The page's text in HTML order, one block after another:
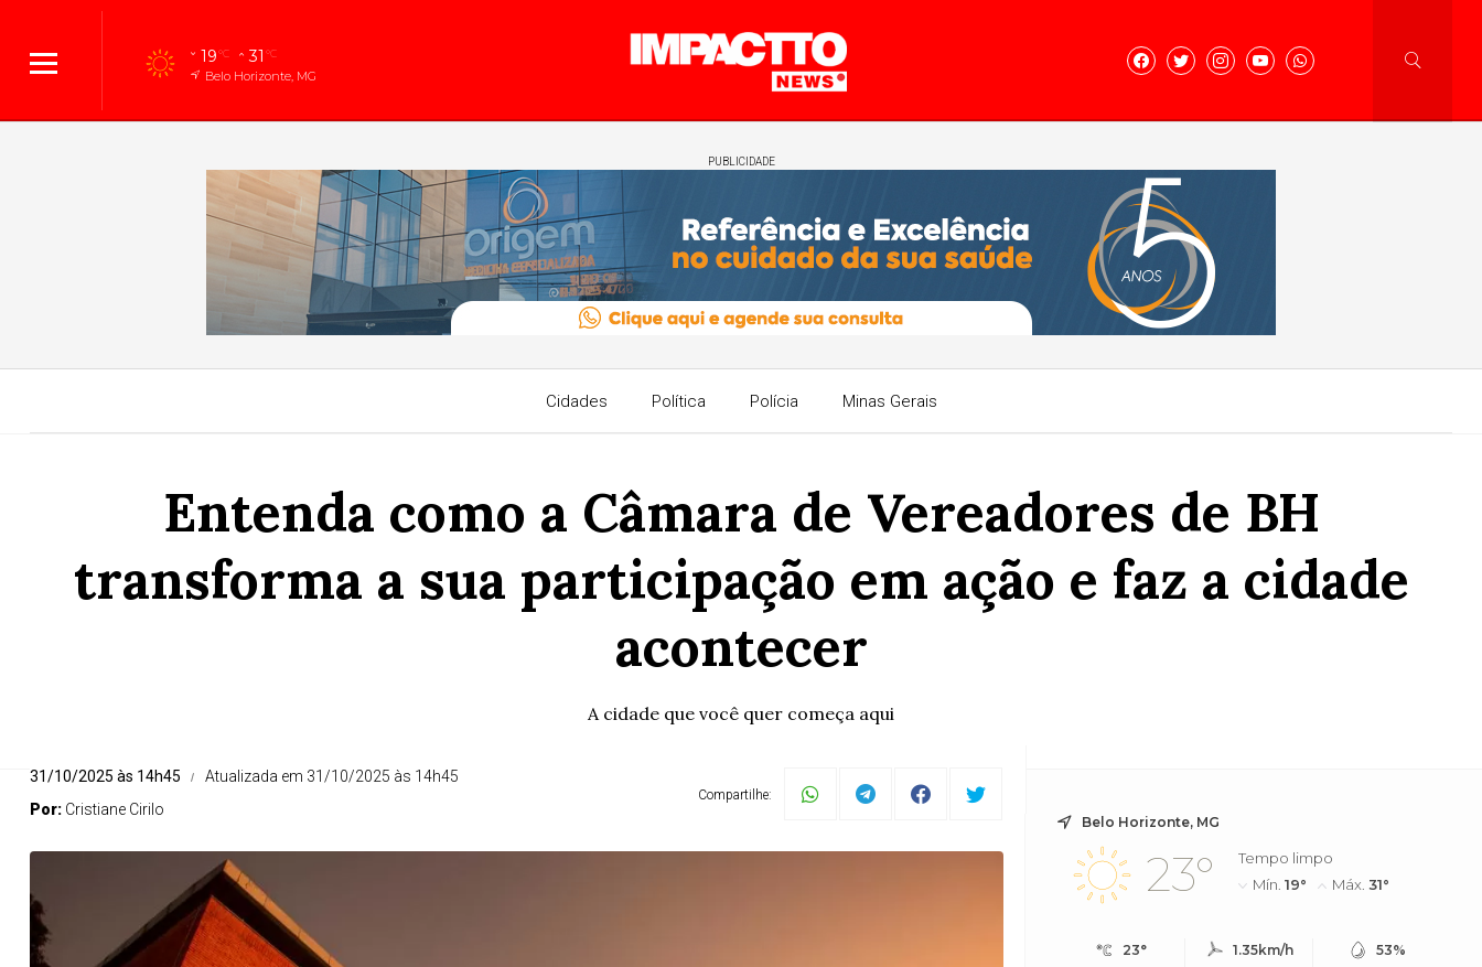
19°C 31 °C
Belo Horizonte, MG
PUBLICIDADE
Cidades Política Polícia Minas Gerais
Entenda como a Câmara de Vereadores de BH
transforma a sua participação em ação e faz a cidade
acontecer
A cidade que você quer começa aqui
31/10/2025 às 14h45
Atualizada em 31/10/2025 às 14h45
Por: Cristiane Cirilo
Compartilhe:
Belo Horizonte, MG
23°
Tempo limpo
Mín.19° Máx.31°
23° 1.35km/h 53%